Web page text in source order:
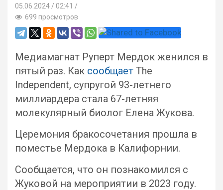
05.06.2024
02:41 /
699 просмотров
Медиамагнат Руперт Мердок женился в
пятый раз. Как сообщает The
Independent, супругой 93-летнего
миллиардера стала 67-летняя
молекулярный биолог Елена Жукова.
Церемония бракосочетания прошла в
поместье Мердока в Калифорнии.
Сообщается, что он познакомился с
Жуковой на мероприятии в 2023 году.